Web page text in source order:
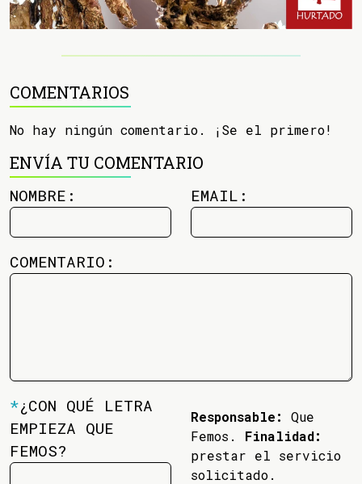
COMENTARIOS
No hay ningún comentario. ¡Se el primero!
ENVÍA TU COMENTARIO
NOMBRE: EMAIL:
COMENTARIO:
*¿CON QUÉ LETRA
EMPIEZA QUE
FEMOS?
Responsable:
Que
Femos. Finalidad:
prestar el servicio
solicitado.